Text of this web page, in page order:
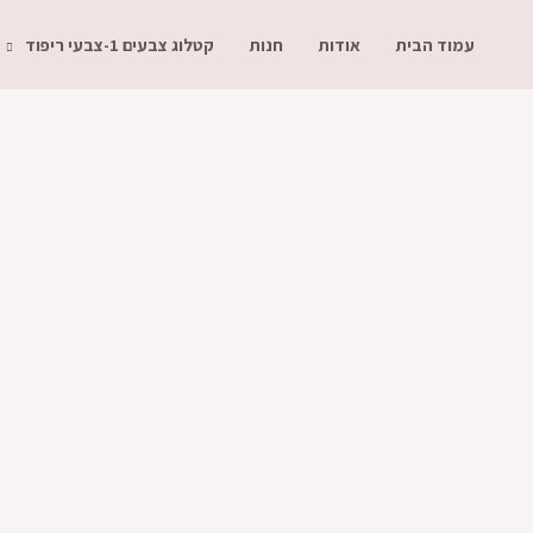
עמוד הבית אודות חנות קטלוג צבעים 1-צבעי ריפוד